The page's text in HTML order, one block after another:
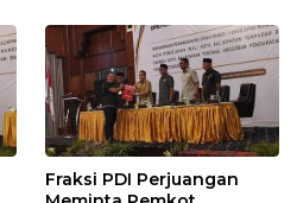
Fraksi PDI Perjuangan